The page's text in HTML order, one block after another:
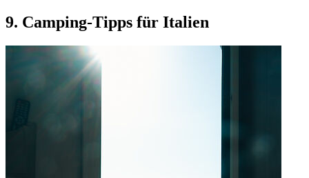
9. Camping-Tipps für Italien